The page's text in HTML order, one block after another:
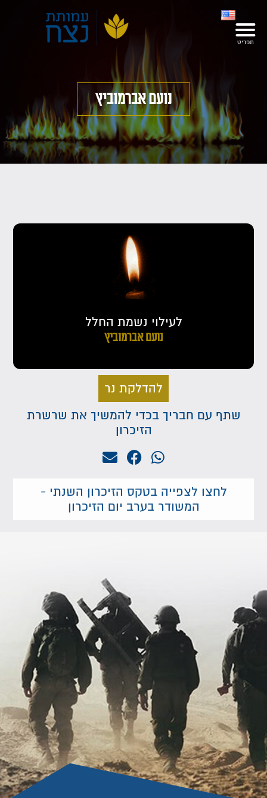
נועם אברמוביץ
לעילוי נשמת החלל
נועם אברמוביץ
להדלקת נר
שתף עם חבריך בכדי להמשיך את שרשרת
הזיכרון
לחצו לצפייה בטקס הזיכרון השנתי -
המשודר בערב יום הזיכרון